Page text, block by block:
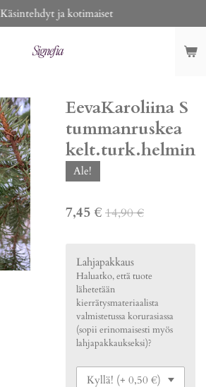
Käsintehdyt ja kotimaiset
EevaKaroliina S
tummanruskea
kelt.turk.helmin
Ale!
7,45 € 14,90 €
Lahjapakkaus
Haluatko, että tuote
lähetetään
kierrätysmateriaalista
valmistetussa korurasiassa
(sopii erinomaisesti myös
lahjapakkaukseksi)?